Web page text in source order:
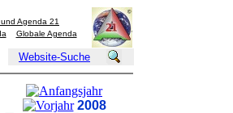
Agenda 21
Globale Agenda
Website-Suche
2008